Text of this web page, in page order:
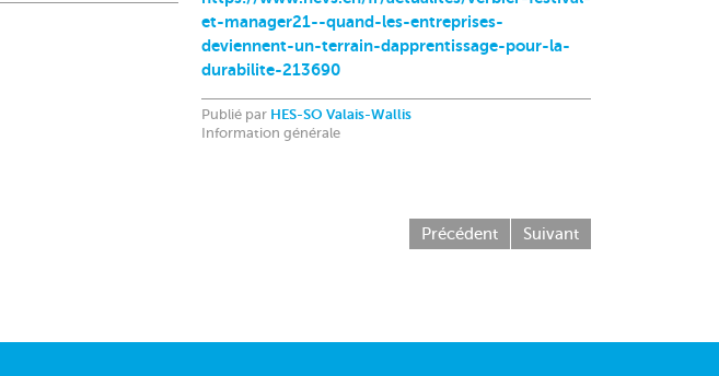
et-manager21--quand-les-entreprises-
deviennent-un-terrain-dapprentissage-pour-la-
durabilite-213690
Publié par HES-SO Valais-Wallis
Information générale
Précédent Suivant